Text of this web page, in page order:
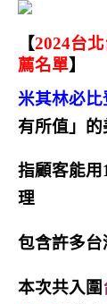
【2024台
薦名單】
米其林必
有所值」的
指顧客能
理
包含許多台
本次共入圍